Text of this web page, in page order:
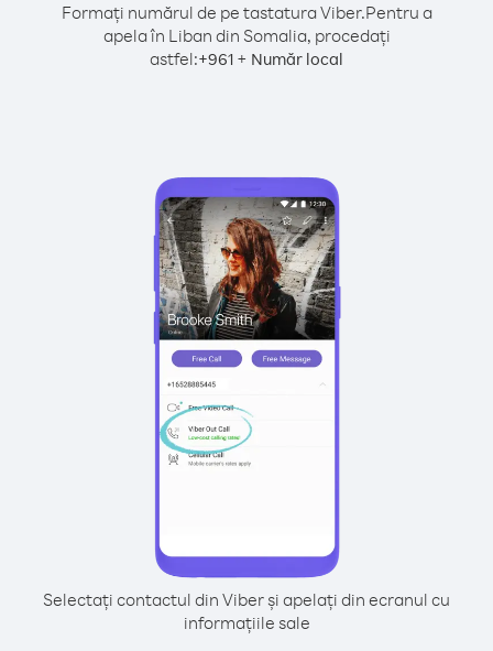
Formați numărul de pe tastatura Viber.Pentru a
apela în Liban din Somalia, procedați
astfel:+961 + Număr local
Selectați contactul din Viber și apelați din ecranul cu
informațiile sale